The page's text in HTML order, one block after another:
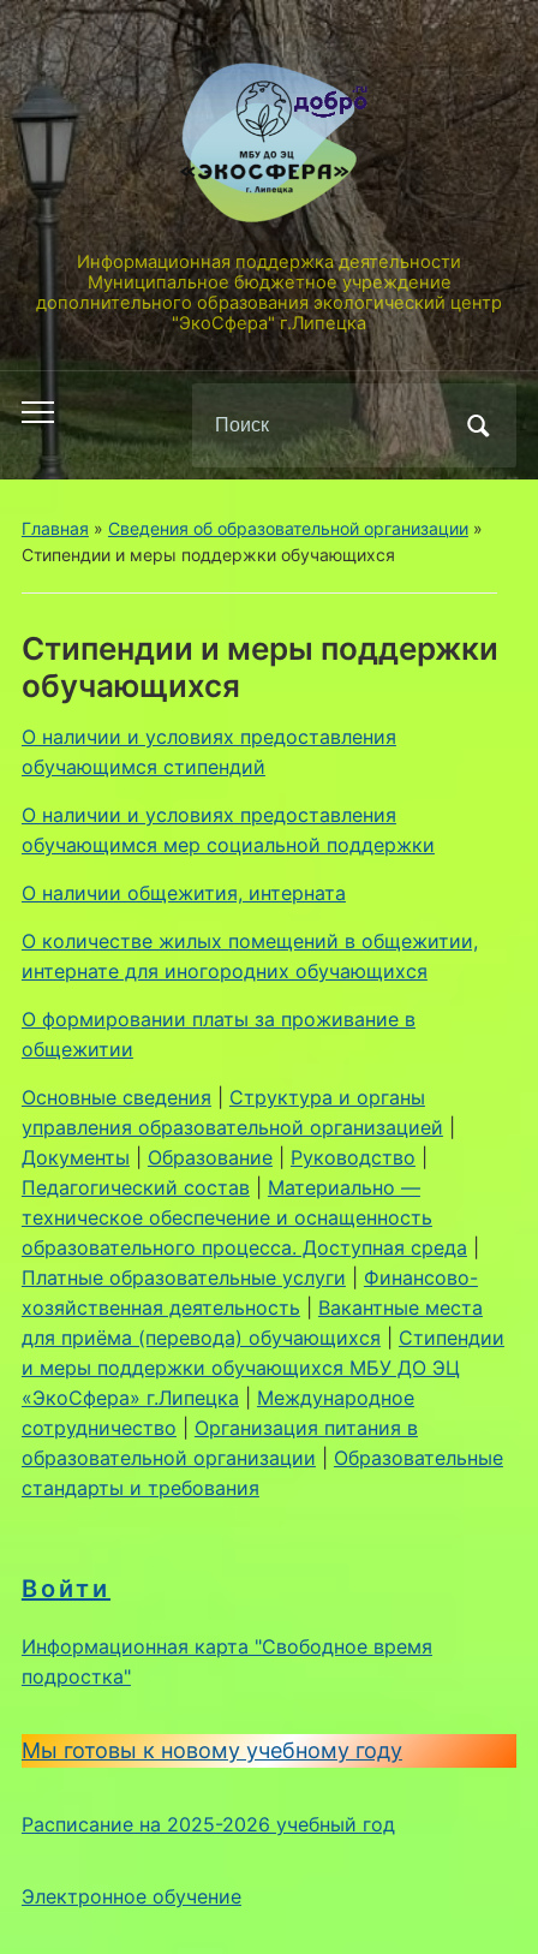
Информационная поддержка деятельности
Муниципальное бюджетное учреждение
дополнительного образования экологический центр
"ЭкоСфера" г.Липецка
Переключить
мобильное
меню
по:
Главная » Сведения об образовательной организации»
Стипендии и меры поддержки обучающихся
Войти
Информационная карта "Свободное время
подростка"
Мы готовы к новому учебному году
Расписание на 2025-2026 учебный год
Электронное обучение
Стипендии и меры поддержки
обучающихся
О наличии и условиях предоставления
обучающимся стипендий
О наличии и условиях предоставления
обучающимся мер социальной поддержки
О наличии общежития, интерната
О количестве жилых помещений в общежитии,
интернате для иногородних обучающихся
О формировании платы за проживание в
общежитии
Основные сведения
Структура и органы
управления образовательной организацией
Документы
Образование| Руководство
Педагогический состав
Материально —
техническое обеспечение и оснащенность
образовательного процесса. Доступная среда
Платные образовательные услуги
Финансово-
хозяйственная деятельность
Вакантные места
для приёма (перевода) обучающихся
Стипендии
и меры поддержки обучающихся МБУ ДО ЭЦ
«ЭкоСфера» г.Липецка
Международное
сотрудничество
Организация питания в
образовательной организации
Образовательные
стандарты и требования